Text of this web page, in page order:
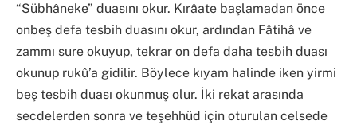
“Sübhâneke” duasını okur. Kırâate başlamadan önce
onbeş defa tesbih duasını okur, ardından Fâtihâ ve
zammı sure okuyup, tekrar on defa daha tesbih duası
okunup rukû’a gidilir. Böylece kıyam halinde iken yirmi
beş tesbih duası okunmuş olur. İki rekat arasında
secdelerden sonra ve teşehhüd için oturulan celsede